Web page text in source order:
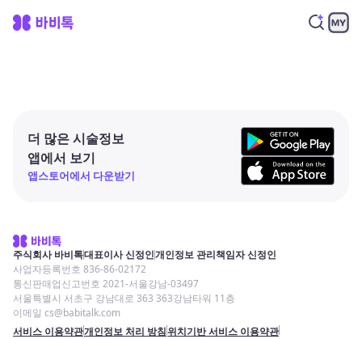
더 많은 시술정보
앱에서 보기
앱스토어에서 다운받기
주식회사 바비톡대표이사 신정인개인정보 관리책임자 신정인
사업자등록번호 836-86-02172
통신판매업신고번호 2021-서울강남-03497
서울특별시 서초구 강남대로 363 363강남타워 11층
이메일 cs@babitalk.com
서비스 이용약관개인정보 처리 방침위치기반 서비스 이용약관